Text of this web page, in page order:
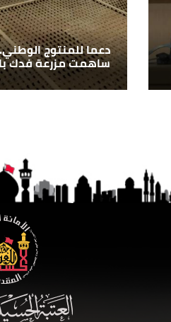
دعما للمنتوج
ساهمت مزرعة فدك